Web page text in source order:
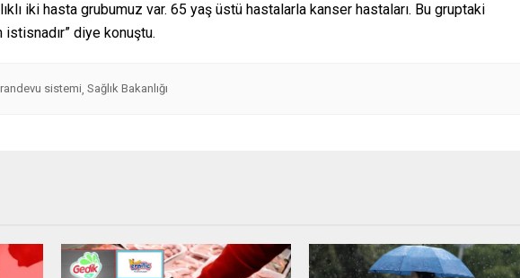
iki hasta grubumuz var. 65 yaş üstü hastalarla kanser hastaları. Bu gruptaki
diye konuştu.
randevu sistemi, Sağlık Bakanlığı